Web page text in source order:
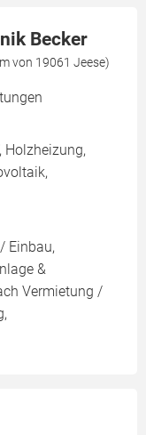
Becker
von 19061 Jeese)
Holzheizung,
Einbau,
&
Vermietung /